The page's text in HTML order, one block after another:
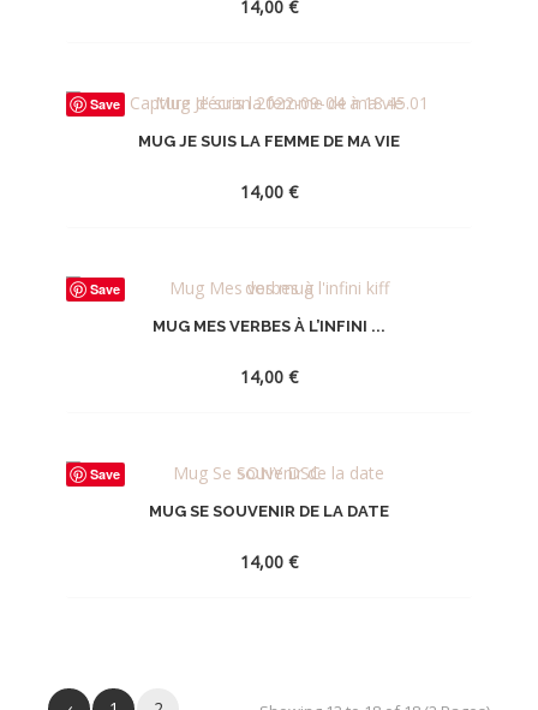
14,00 €
LA
Save
MUG JE SUIS LA FEMME DE MA VIE
14,00 €
LA
Save
MUG MES VERBES À L’INFINI ...
14,00 €
LA
Save
MUG SE SOUVENIR DE LA DATE
14,00 €